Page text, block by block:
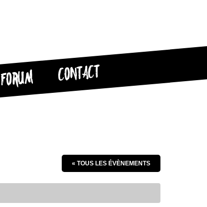
FORUM CONTACT
« TOUS LES ÉVÈNEMENTS